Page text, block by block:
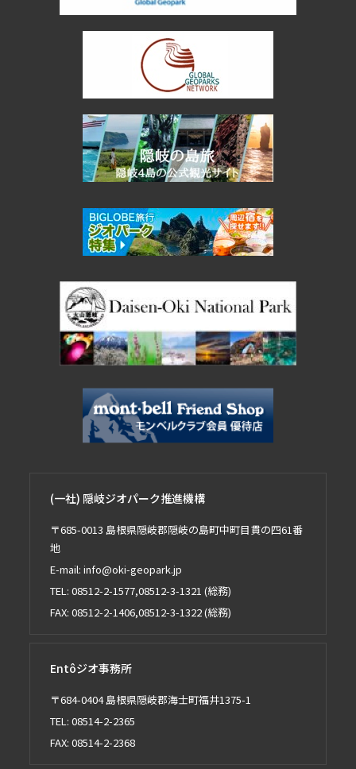
(一社) 隠岐ジオパーク推進機構
〒685-0013 島根県隠岐郡隠岐の島町中町目貫の四61番
地
E-mail: info@oki-geopark.jp
TEL: 08512-2-1577,08512-3-1321 (総務)
FAX: 08512-2-1406,08512-3-1322 (総務)
Entôジオ事務所
〒684-0404 島根県隠岐郡海士町福井1375-1
TEL: 08514-2-2365
FAX: 08514-2-2368